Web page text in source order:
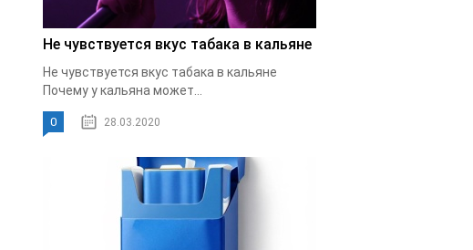
Не чувствуется вкус табака в кальяне
Не чувствуется вкус табака в кальяне
Почему у кальяна может...
0 28.03.2020